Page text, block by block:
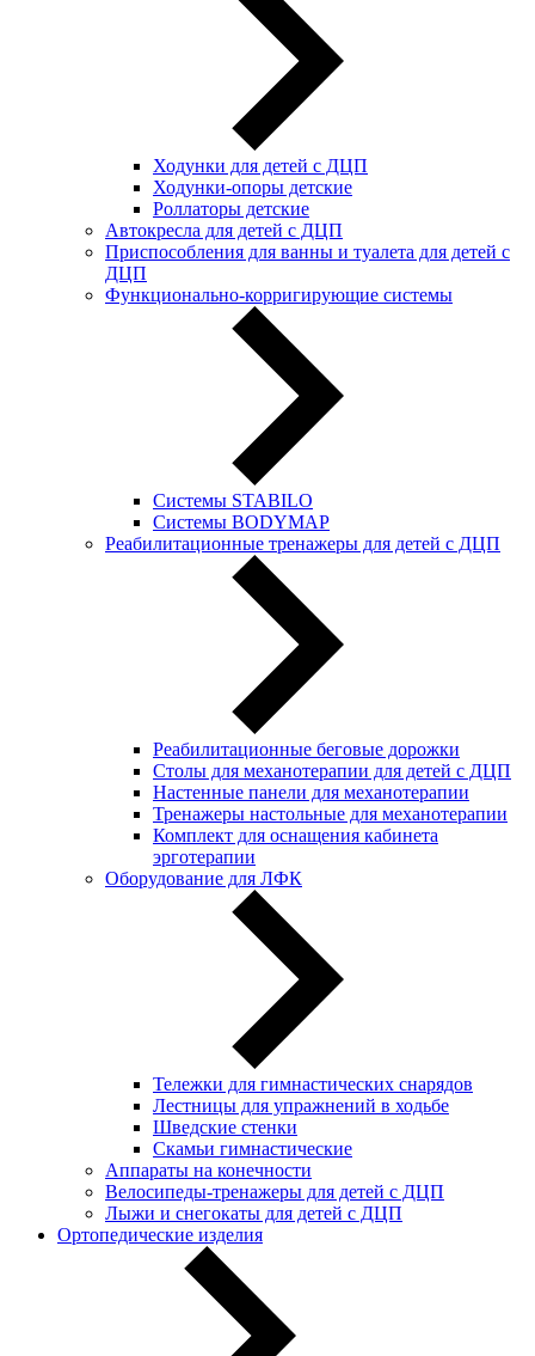
Ходунки для детей с ДЦП
Ходунки-опоры детские
Роллаторы детские
Автокресла для детей с ДЦП
Приспособления для ванны и туалета для детей с
ДЦП
Функционально-корригирующие системы
Системы STABILO
Системы BODYMAP
Реабилитационные тренажеры для детей с ДЦП
Реабилитационные беговые дорожки
Столы для механотерапии для детей с ДЦП
Настенные панели для механотерапии
Тренажеры настольные для механотерапии
Комплект для оснащения кабинета
эрготерапии
Оборудование для ЛФК
Тележки для гимнастических снарядов
Лестницы для упражнений в ходьбе
Шведские стенки
Скамьи гимнастические
Аппараты на конечности
Велосипеды-тренажеры для детей с ДЦП
Лыжи и снегокаты для детей с ДЦП
Ортопедические изделия